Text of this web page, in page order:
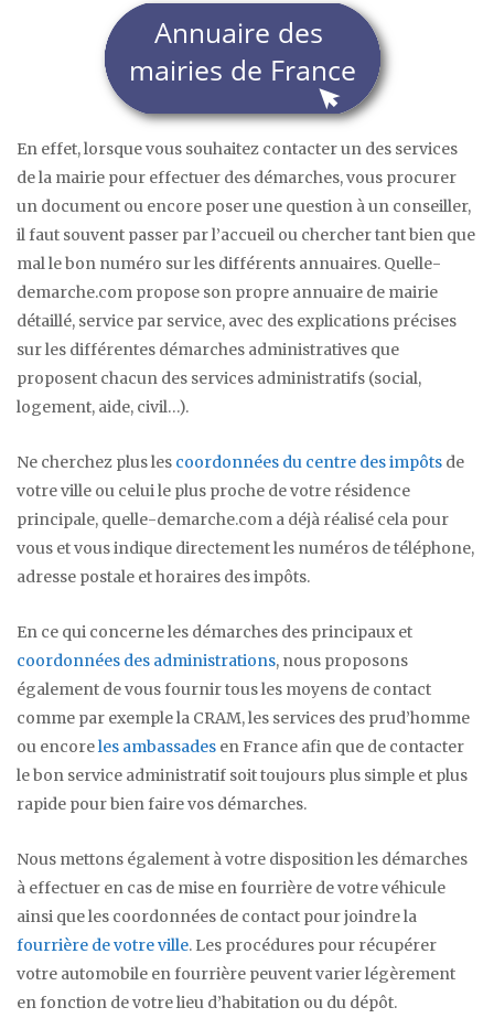
En effet, lorsque vous souhaitez contacter un des services
de la mairie pour effectuer des démarches, vous procurer
un document ou encore poser une question à un conseiller,
il faut souvent passer par l’accueil ou chercher tant bien que
mal le bon numéro sur les différents annuaires. Quelle-
demarche.com propose son propre annuaire de mairie
détaillé, service par service, avec des explications précises
sur les différentes démarches administratives que
proposent chacun des services administratifs (social,
logement, aide, civil…).
Ne cherchez plus les coordonnées du centre des impôts de
votre ville ou celui le plus proche de votre résidence
principale, quelle-demarche.com a déjà réalisé cela pour
vous et vous indique directement les numéros de téléphone,
adresse postale et horaires des impôts.
En ce qui concerne les démarches des principaux et
coordonnées des administrations, nous proposons
également de vous fournir tous les moyens de contact
comme par exemple la CRAM, les services des prud’homme
ou encoreles ambassades en France afin que de contacter
le bon service administratif soit toujours plus simple et plus
rapide pour bien faire vos démarches.
Nous mettons également à votre disposition les démarches
à effectuer en cas de mise en fourrière de votre véhicule
ainsi que les coordonnées de contact pour joindre la
fourrière de votre ville. Les procédures pour récupérer
votre automobile en fourrière peuvent varier légèrement
en fonction de votre lieu d’habitation ou du dépôt.